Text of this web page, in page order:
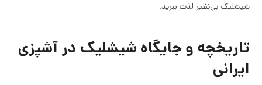
شیشلیک بی‌نظیر لذت ببرید.
تاریخچه و جایگاه شیشلیک در آشپزی
ایرانی